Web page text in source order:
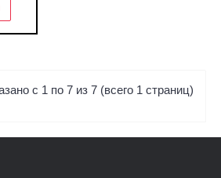
с 1 по 7 из 7 (всего 1 страниц)